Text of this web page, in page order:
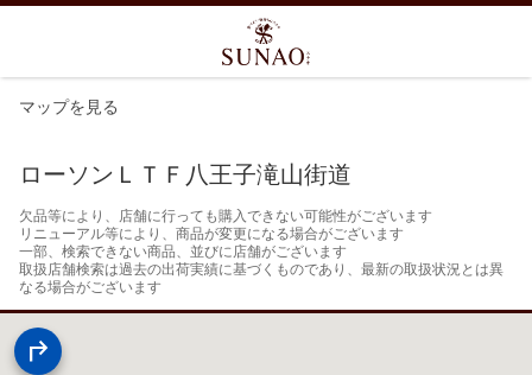
マップを見る
ローソンＬＴＦ八王子滝山街道
欠品等により、店舗に行っても購入できない可能性がございます
リニューアル等により、商品が変更になる場合がございます
一部、検索できない商品、並びに店舗がございます
取扱店舗検索は過去の出荷実績に基づくものであり、最新の取扱状況とは異
なる場合がございます